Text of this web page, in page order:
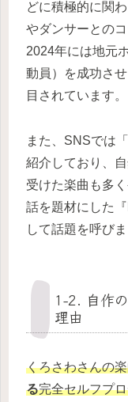
どに積極的に関
やダンサーとの
2024年には地元
動員）を成功さ
目されています。
また、SNSでは
紹介しており、
受けた楽曲も多
話を題材にした
して話題を呼びま
1-2. 自作
理由
くろさわさんの
る完全セルフプ